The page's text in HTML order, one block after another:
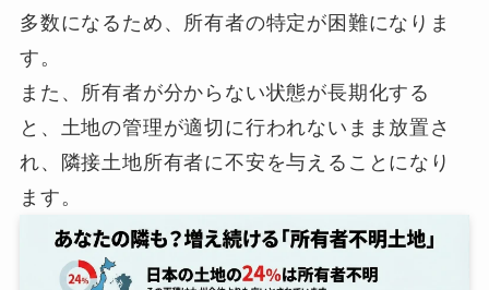
多数になるため、所有者の特定が困難になりま
す。
また、所有者が分からない状態が長期化する
と、土地の管理が適切に行われないまま放置さ
れ、隣接土地所有者に不安を与えることになり
ます。